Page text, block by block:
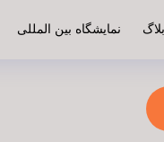
بلاگ نمایشگاه بین المللی